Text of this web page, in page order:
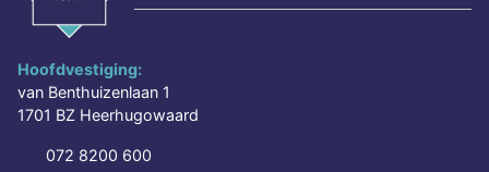
Hoofdvestiging:
van Benthuizenlaan 1
1701 BZ Heerhugowaard
072 8200 600